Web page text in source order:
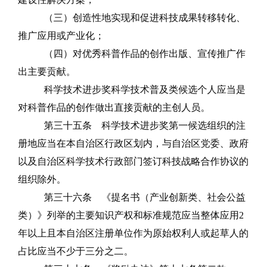
（三） 创造性地实现和促进科技成果转移转化、
推广应用或产业化；
（四）对优秀科普作品的创作出版、宣传推广作
出主要贡献。
科学技术进步奖科学技术普及类候选个人应当是
对科普作品的创作做出直接贡献的主创人员。
第三十五条
科学技术进步奖第一候选组织的注
册地应当在本自治区行政区划内，与自治区党委、政府
以及自治区科学技术行政部门签订科技战略合作协议的
组织除外。
第三十六条
《提名书（产业创新类、社会公益
类）》列举的主要知识产权和标准规范应当整体应用 2
年以上且本自治区注册单位作为原始权利人或起草人的
占比应当不少于三分之二。